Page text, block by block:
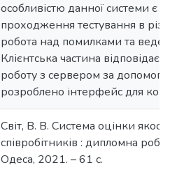
особливістю данної системи є
проходження тестування в
робота над помилками та
Клієнтська частина відповідає
роботу з сервером за
розроблено інтерфейс для
Світ, В. В. Система оцінки
співробітників : дипломна
Одеса, 2021. – 61 с.